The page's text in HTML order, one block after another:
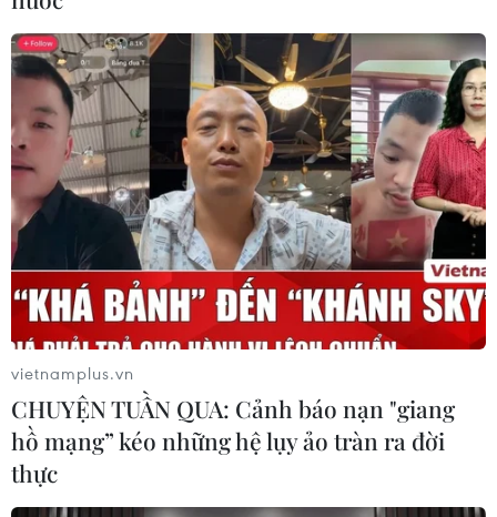
Sáp nhập Trường Đại học Văn hóa,
Thể thao và Du lịch Thanh Hóa vào
Trường Đại học Hồng Đức
08/08/2026 06:36
Đà Nẵng: Sóng cuốn 4 người tại Mũi
Nghê, 3 người mất tích
08/08/2026 06:02
Mở ra không gian phát triển mới
Thanh Hóa: Tạo điều kiện để người ở
vietnamplus.vn
CHUYỆN TUẦN QUA: Cảnh báo nạn "giang
hồ mạng” kéo những hệ lụy ảo tràn ra đời
thực